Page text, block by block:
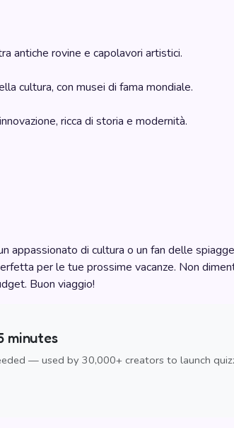
antiche rovine e capolavori artistici.
cultura, con musei di fama mondiale.
ricca di storia e modernità.
appassionato di cultura o un fan delle
per le tue prossime vacanze. Non
Buon viaggio!
minutes
— used by 30,000+ creators to launch